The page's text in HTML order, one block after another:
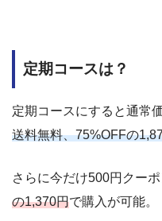
定期コースは？
定期コースにすると通常
送料無料、75%OFFの
さらに今だけ500円クー
の1,370円で購入が可能。